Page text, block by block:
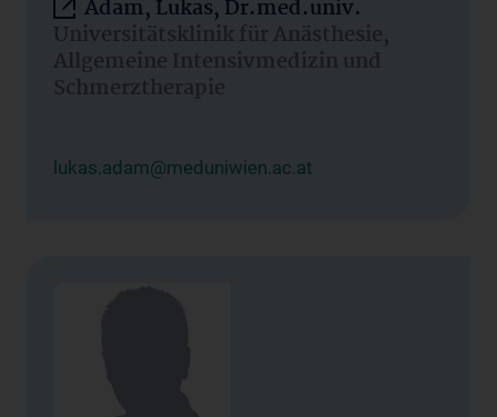
Adam, Lukas, Dr.med.univ.
Universitätsklinik für Anästhesie,
Allgemeine Intensivmedizin und
Schmerztherapie
lukas.adam@meduniwien.ac.at